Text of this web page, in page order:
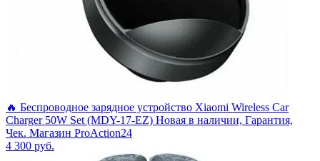
🔥 Беспроводное зарядное устройство Xiaomi Wireless Car
Charger 50W Set (MDY-17-EZ) Новая в наличии, Гарантия,
Чек. Магазин ProAction24
4 300 руб.